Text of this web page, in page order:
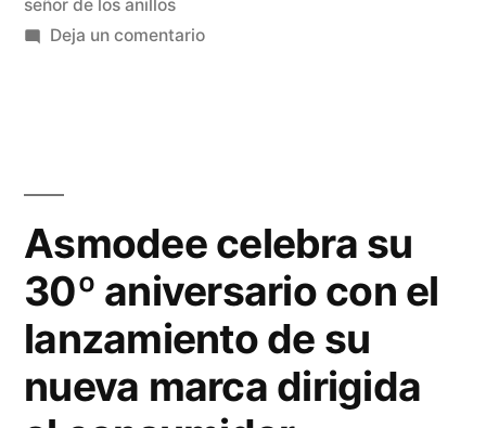
señor de los anillos
Deja un comentario
Asmodee celebra su
30º aniversario con el
lanzamiento de su
nueva marca dirigida